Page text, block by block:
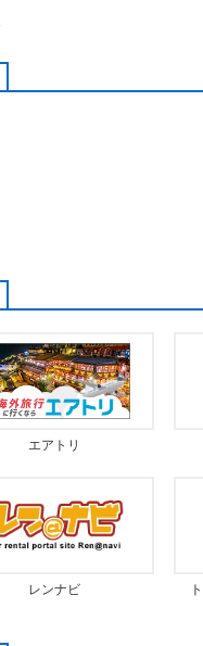
エアトリ
レンナビ